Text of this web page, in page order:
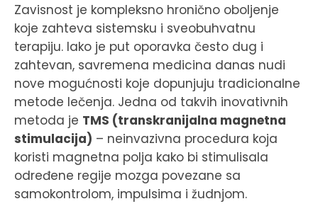
Zavisnost je kompleksno hronično oboljenje
koje zahteva sistemsku i sveobuhvatnu
terapiju. Iako je put oporavka često dug i
zahtevan, savremena medicina danas nudi
nove mogućnosti koje dopunjuju tradicionalne
metode lečenja. Jedna od takvih inovativnih
metoda je TMS (transkranijalna magnetna
stimulacija) – neinvazivna procedura koja
koristi magnetna polja kako bi stimulisala
određene regije mozga povezane sa
samokontrolom, impulsima i žudnjom.